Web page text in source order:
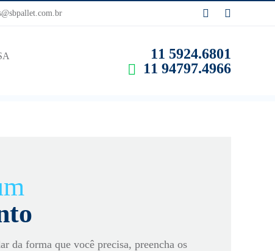
11 5924.6801
11 94797.4966
da forma que você precisa, preencha os